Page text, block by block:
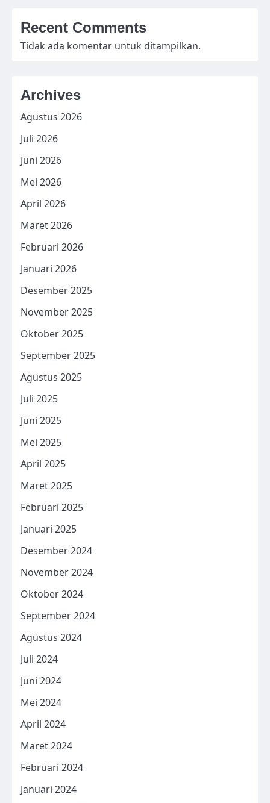
Recent Comments
Tidak ada komentar untuk ditampilkan.
Archives
Agustus 2026
Juli 2026
Juni 2026
Mei 2026
April 2026
Maret 2026
Februari 2026
Januari 2026
Desember 2025
November 2025
Oktober 2025
September 2025
Agustus 2025
Juli 2025
Juni 2025
Mei 2025
April 2025
Maret 2025
Februari 2025
Januari 2025
Desember 2024
November 2024
Oktober 2024
September 2024
Agustus 2024
Juli 2024
Juni 2024
Mei 2024
April 2024
Maret 2024
Februari 2024
Januari 2024